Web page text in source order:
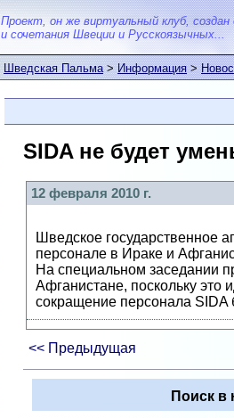
Проект, он же виртуальный клуб, создан
и сочетания Швеции и Русскоязычных...
Шведская Пальма>Информация>
SIDA не будет
12 февраля 2010 г.
Шведское государственное
персонале в Ираке и
На специальном заседании
Афганистане, поскольку
сокращение персонала SIDA
<< Предыдущая
Поиск в